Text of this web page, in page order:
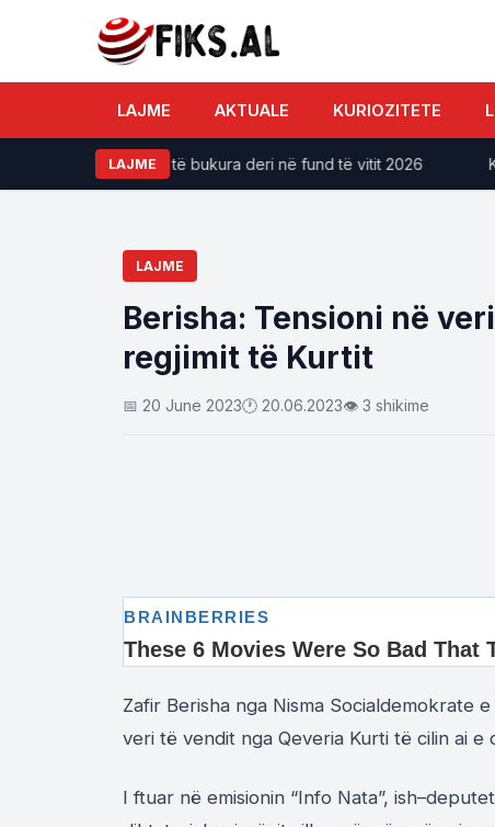
LAJME AKTUALE KURIOZITETE
LAJME
përjetojnë ditë të bukura deri në fund të vitit 2026
LAJME
Berisha: Tensioni në
regjimit të Kurtit
📅 20 June 2023🕐 20.06.2023👁 3 shikime
Zafir Berisha nga Nisma Socialdemokrate
veri të vendit nga Qeveria Kurti të cilin ai e
I ftuar në emisionin “Info Nata”,